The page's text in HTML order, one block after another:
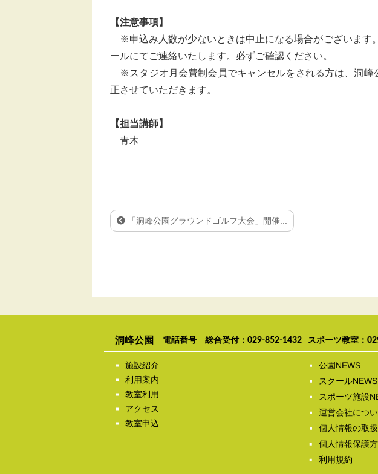
【注意事項】
※申込み人数が少ないときは中止になる場合がございます
ールにてご連絡いたします。必ずご確認ください。
※スタジオ月会費制会員でキャンセルをされる方は、洞峰
正させていただきます。
【担当講師】
青木
「洞峰公園グラウンドゴルフ大会」開催...
洞峰公園 電話番号 総合受付： 029-852-1432 スポーツ教室：
施設紹介
利用案内
教室利用
アクセス
教室申込
公園NEWS
スクールNEWS
スポーツ施設
運営会社につ
個人情報の取
個人情報保護
利用規約